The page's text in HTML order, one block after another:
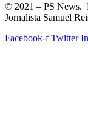
© 2021 – PS News.
Jornalista Samuel
Facebook-f Twitter